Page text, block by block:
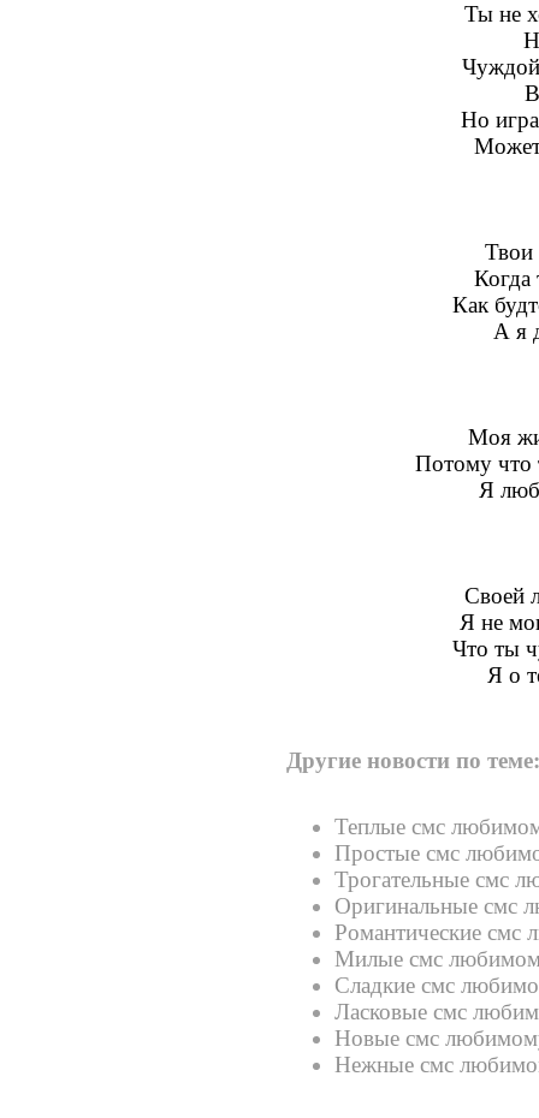
Ты не
Но
Твои
Когда
Как
А я
Моя
Потому что
Я
Своей
Я не
Что ты
Я о
Другие новости по теме:
Теплые смс
Простые смс
Трогательные смс
Оригинальные смс
Романтические смс
Милые смс
Сладкие смс
Ласковые смс
Новые смс
Нежные смс